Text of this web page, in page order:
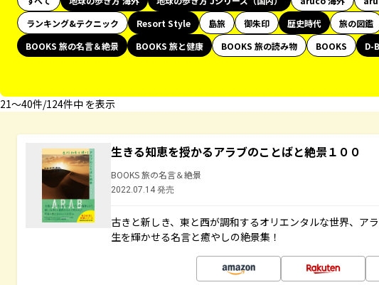
ランキング&テクニック
Resort Style 島旅 御朱印 歴史時代 旅の図鑑
BOOKS 旅の名言＆絶景
BOOKS 旅と健康 BOOKS 旅の読み物 BOOKS
D-
21〜40件/124件中 を表示
生きる知恵を授かるアラブのことばと絶景１００
BOOKS 旅の名言＆絶景
2022.07.14 発売
古きと新しき、東と西が調和するオリエンタルな世界、ア
生を輝かせる名言と癒やしの絶景集！